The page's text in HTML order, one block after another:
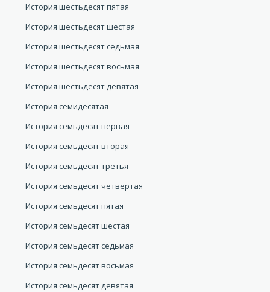
История шестьдесят пятая
История шестьдесят шестая
История шестьдесят седьмая
История шестьдесят восьмая
История шестьдесят девятая
История семидесятая
История семьдесят первая
История семьдесят вторая
История семьдесят третья
История семьдесят четвертая
История семьдесят пятая
История семьдесят шестая
История семьдесят седьмая
История семьдесят восьмая
История семьдесят девятая